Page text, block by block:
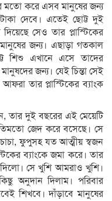
মতো করে এসব মানুষের জন্য
টাকা দেবে। এতেই ছোট্ট দুই
সেও তার প্লাস্টিকের
মানুষের জন্য। এছাড়া গতকাল
শিশু এখানে এসে তাদের
জন্য। যেই চিন্তা সেই
তার প্লাস্টিকের ব্যাংক
তার দুই বছরের এই মেয়েটি
জেদ করে বসেছে। সে
ফুপুসহ যত আত্মীয় স্বজন
ব্যাংকে জমা করে। তার
সে খুশি আমরাও খুশি।
অনুদান দিলাম। পরিবার
শিখবে। দাঁড়াবে মানুষের